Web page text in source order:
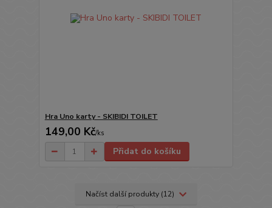
Hra Uno karty - SKIBIDI TOILET
149,00 Kč/ks
Přidat do košíku
Načíst další produkty (12)